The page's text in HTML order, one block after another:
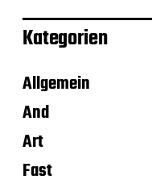
Kategorien
Allgemein
And
Art
Fast